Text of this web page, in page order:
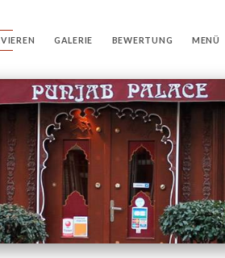
GALERIE BEWERTUNG MENÜ